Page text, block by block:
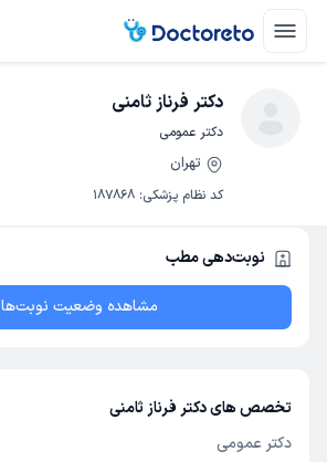
دکتر فرناز ثامنی
دکتر عمومی
تهران
کد نظام پزشکی:
187868
نوبت‌دهی مطب
مشاهده وضعیت نوبت‌ها
تخصص های دکتر فرناز ثامنی
دکتر عمومی